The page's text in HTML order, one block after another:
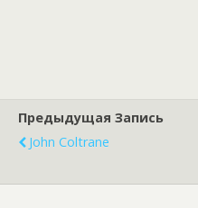
Предыдущая Запись
John Coltrane